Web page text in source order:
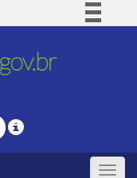
Comunica BR
Legislação
Toggle